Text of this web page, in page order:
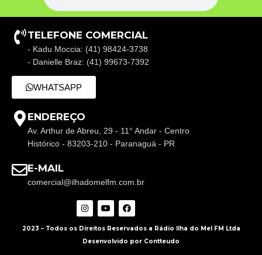
TELEFONE COMERCIAL
- Kadu Moccia: (41) 98424-3738
- Danielle Braz: (41) 99673-7392
WHATSAPP
ENDEREÇO
Av. Arthur de Abreu, 29 - 11° Andar - Centro
Histórico - 83203-210 - Paranaguá - PR
E-MAIL
comercial@ilhadomelfm.com.br
2023 – Todos os Direitos Reservados a Rádio Ilha do Mel FM Ltda
Desenvolvido por Contteudo